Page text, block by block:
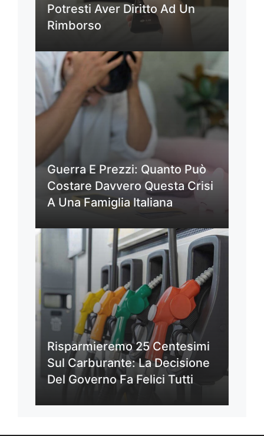
Potresti Aver Diritto Ad Un
Rimborso
Guerra E Prezzi: Quanto Può
Costare Davvero Questa Crisi
A Una Famiglia Italiana
Risparmieremo 25 Centesimi
Sul Carburante: La Decisione
Del Governo Fa Felici Tutti